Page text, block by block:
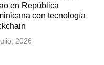
en República
con tecnología
2026